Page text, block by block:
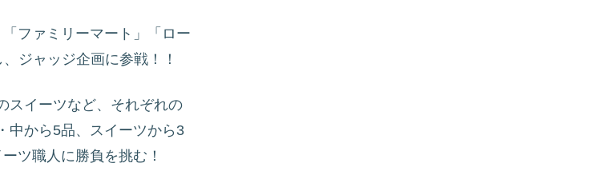
ファミリーマート」「ロー
ジャッジ企画に参戦！！
スイーツなど、それぞれの
中から5品、スイーツから3
ツ職人に勝負を挑む！